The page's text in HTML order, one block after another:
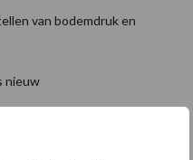
van bodemdruk en
nieuw